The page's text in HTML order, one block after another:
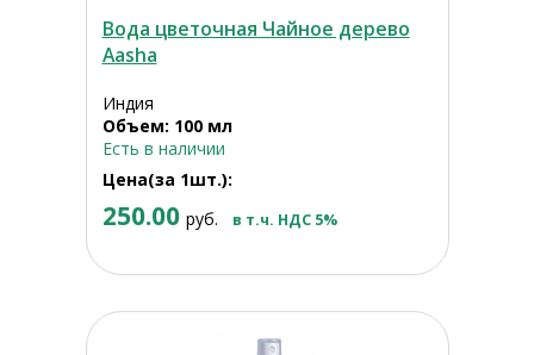
Вода цветочная Чайное дерево
Aasha
Индия
Объем: 100 мл
Есть в наличии
Цена(за 1шт.):
250.00 руб. в т.ч. НДС 5%